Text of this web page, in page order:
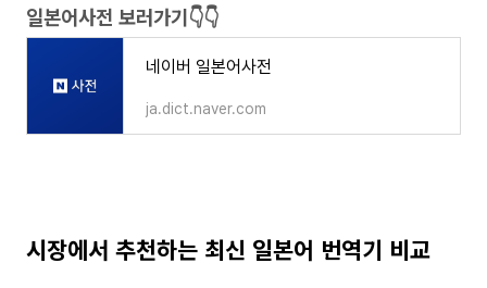
일본어사전 보러가기👇👇
네이버 일본어사전
ja.dict.naver.com
시장에서 추천하는 최신 일본어 번역기 비교